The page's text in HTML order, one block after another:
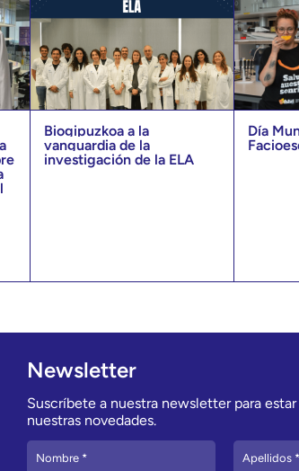
Biogipuzkoa a la
vanguardia de la
investigación de la ELA
Día
Newsletter
Suscríbete a nuestra newsletter para
nuestras novedades.